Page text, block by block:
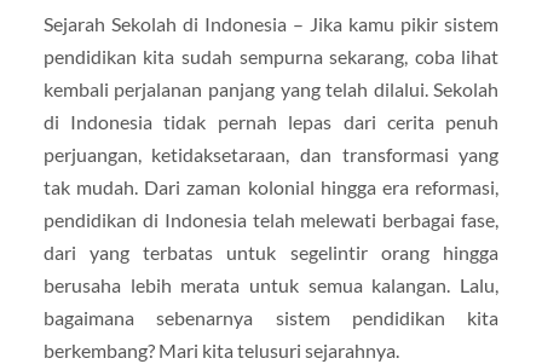
Sejarah Sekolah di Indonesia – Jika kamu pikir sistem
pendidikan kita sudah sempurna sekarang, coba lihat
kembali perjalanan panjang yang telah dilalui. Sekolah
di Indonesia tidak pernah lepas dari cerita penuh
perjuangan, ketidaksetaraan, dan transformasi yang
tak mudah. Dari zaman kolonial hingga era reformasi,
pendidikan di Indonesia telah melewati berbagai fase,
dari yang terbatas untuk segelintir orang hingga
berusaha lebih merata untuk semua kalangan. Lalu,
bagaimana sebenarnya sistem pendidikan kita
berkembang? Mari kita telusuri sejarahnya.